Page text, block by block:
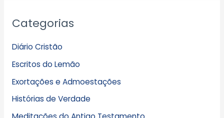
Categorias
Diário Cristão
Escritos do Lemão
Exortações e Admoestações
Histórias de Verdade
r
i
v
o
s